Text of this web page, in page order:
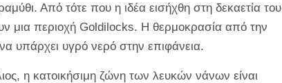
Από τότε που η ιδέα εισήχθη στη δεκαετία του
μια περιοχή Goldilocks. Η θερμοκρασία από την
υπάρχει υγρό νερό στην επιφάνεια.
η κατοικήσιμη ζώνη των λευκών νάνων είναι